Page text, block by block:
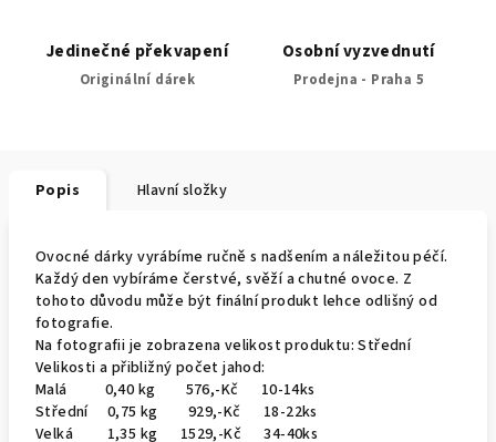
Jedinečné překvapení
Originální dárek
Osobní vyzvednutí
Prodejna - Praha 5
Popis Hlavní složky
Ovocné dárky vyrábíme ručně s nadšením a náležitou péčí.
Každý den vybíráme čerstvé, svěží a chutné ovoce. Z
tohoto důvodu může být finální produkt lehce odlišný od
fotografie.
Na fotografii je zobrazena velikost produktu: Střední
Velikosti a přibližný počet jahod:
Malá 0,40 kg 576,-Kč 10-14ks
Střední 0,75 kg 929,-Kč 18-22ks
Velká 1,35 kg 1529,-Kč 34-40ks